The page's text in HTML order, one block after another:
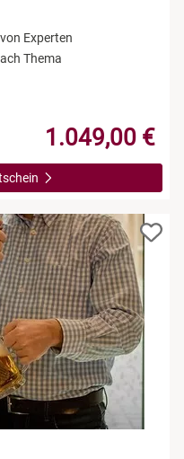
Experten
Thema
1.049,00 €